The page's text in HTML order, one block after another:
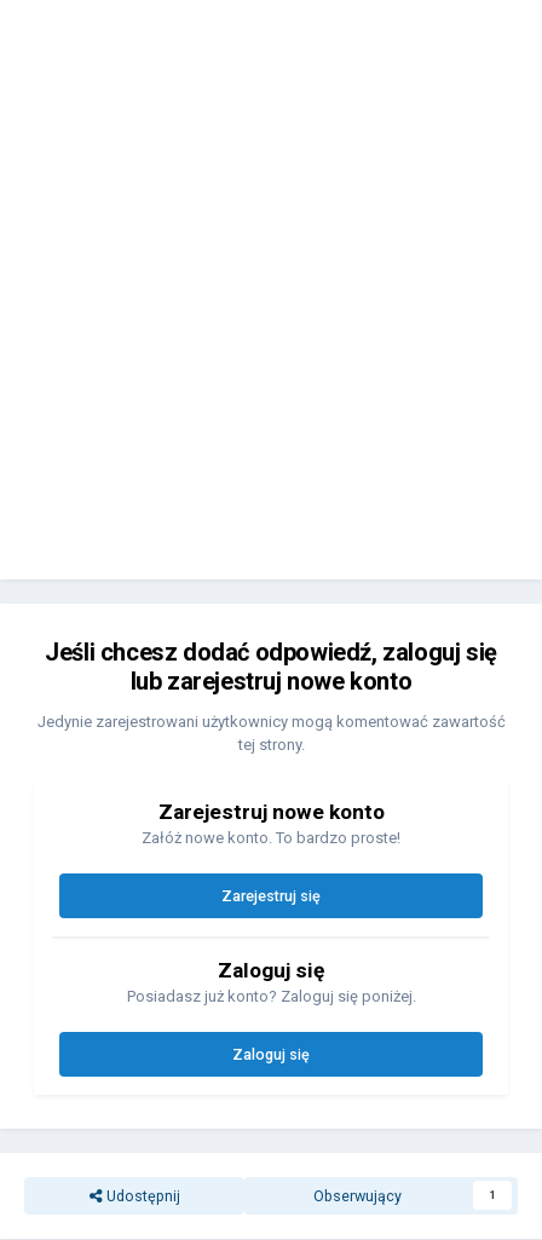
Jeśli chcesz dodać odpowiedź, zaloguj się
lub zarejestruj nowe konto
Jedynie zarejestrowani użytkownicy mogą komentować zawartość
tej strony.
Zarejestruj nowe konto
Załóż nowe konto. To bardzo proste!
Zarejestruj się
Zaloguj się
Posiadasz już konto? Zaloguj się poniżej.
Zaloguj się
Udostępnij Obserwujący 1